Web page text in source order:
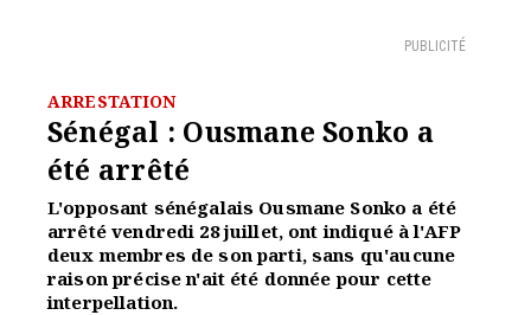
PUBLICITÉ
ARRESTATION
Sénégal : Ousmane Sonko a
été arrêté
L'opposant sénégalais Ousmane Sonko a été
arrêté vendredi 28 juillet, ont indiqué à l'AFP
deux membres de son parti, sans qu'aucune
raison précise n'ait été donnée pour cette
interpellation.